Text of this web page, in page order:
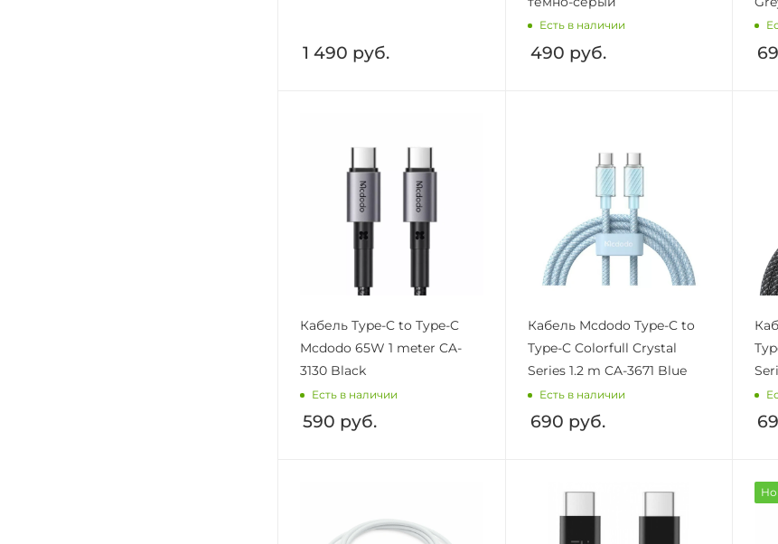
1 490 руб.
Есть в наличии
490 руб.
Кабель Type-C to Type-C
Mcdodo 65W 1 meter CA-
3130 Black
Есть в наличии
590 руб.
Кабель Mcdodo Type-C to
Type-C Colorfull Crystal
Series 1.2 m CA-3671 Blue
Есть в наличии
690 руб.